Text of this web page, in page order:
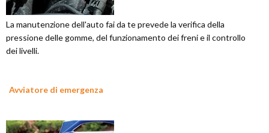
La manutenzione dell'auto fai da te prevede la verifica della
pressione delle gomme, del funzionamento dei freni e il controllo
dei livelli.
Avviatore di emergenza